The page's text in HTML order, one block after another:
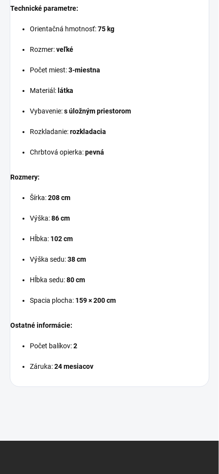
Technické parametre:
Orientačná hmotnosť:75 kg
Rozmer:veľké
Počet miest:3-miestna
Materiál: látka
Vybavenie:s úložným priestorom
Rozkladanie:rozkladacia
Chrbtová opierka:pevná
Rozmery:
Šírka:208 cm
Výška:86 cm
Hĺbka: 102 cm
Výška sedu:38 cm
Hĺbka sedu:80 cm
Spacia plocha: 159 × 200 cm
Ostatné informácie:
Počet balíkov:2
Záruka:24 mesiacov